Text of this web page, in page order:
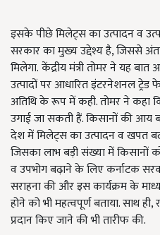
इसके पीछे मिलेट्स का उत्पादन व
सरकार का मुख्य उद्देश्य है,जिससे
मिलेगा.केंद्रीय मंत्री तोमर ने यह
उत्पादों पर आधारित इंटरनेशनल
अतिथि के रूप में कही. तोमर ने
उगाई जा सकती हैं. किसानों की आय
देश में मिलेट्स का उत्पादन व खपत
जिसका लाभ बड़ी संख्या में किसानों
व उपभोग बढ़ाने के लिए कर्नाटक
सराहना की और इस कार्यक्रम के
होने को भी महत्वपूर्ण बताया. साथ ही,
प्रदान किए जाने की भी तारीफ की.